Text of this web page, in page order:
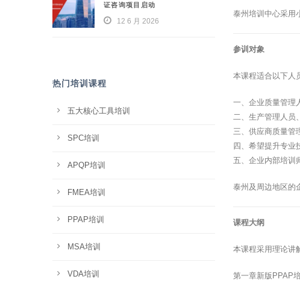
泰州培训中心采用
参训对象
本课程适合以下人
一、企业质量管理
二、生产管理人员
三、供应商质量管
四、希望提升专业
五、企业内部培训
泰州及周边地区的
课程大纲
本课程采用理论讲
第一章新版PPAP
证咨询项目启动
12 6 月 2026
热门培训课程
五大核心工具培训
SPC培训
APQP培训
FMEA培训
PPAP培训
MSA培训
VDA培训